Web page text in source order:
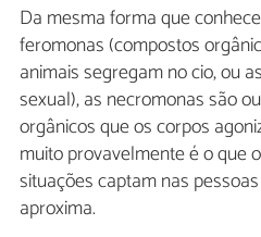
Da mesma forma que
feromonas (compostos
animais segregam no cio, ou
sexual), as necromonas são
orgânicos que os corpos
muito provavelmente é o que
situações captam nas
aproxima.